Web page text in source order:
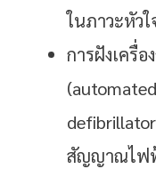
ในภาวะหัว
การฝังเครื่
สัญญาณไฟฟ้